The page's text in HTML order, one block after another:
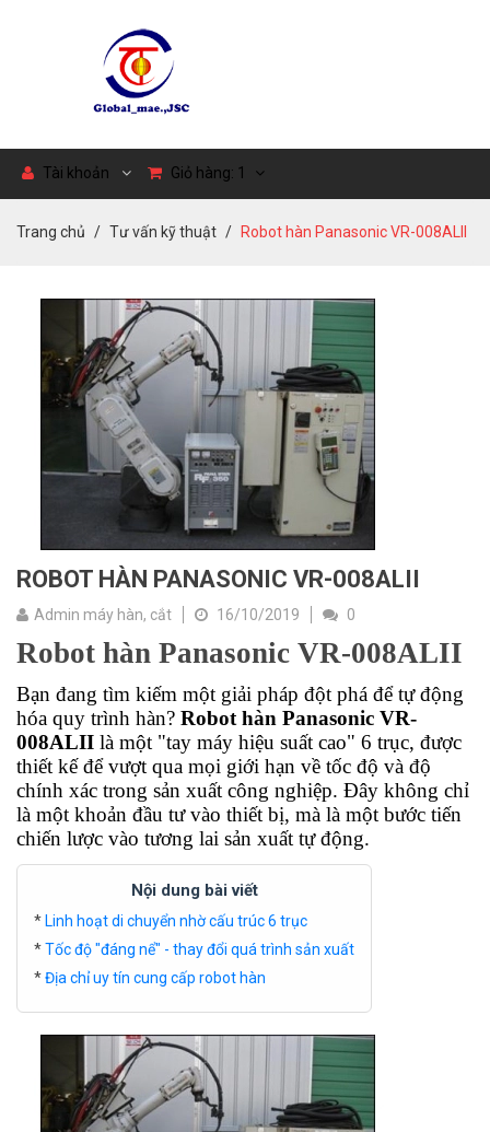
Tài khoản Giỏ hàng: 1
Trang chủ Tư vấn kỹ thuật Robot hàn Panasonic VR-008ALII
ROBOT HÀN PANASONIC VR-008ALII
Admin máy hàn, cắt 16/10/2019 0
Robot hàn Panasonic VR-008ALII
Bạn đang tìm kiếm một giải pháp đột phá để tự động
hóa quy trình hàn? Robot hàn Panasonic VR-
008ALII là một "tay máy hiệu suất cao" 6 trục, được
thiết kế để vượt qua mọi giới hạn về tốc độ và độ
chính xác trong sản xuất công nghiệp. Đây không chỉ
là một khoản đầu tư vào thiết bị, mà là một bước tiến
chiến lược vào tương lai sản xuất tự động.
Nội dung bài viết
* Linh hoạt di chuyển nhờ cấu trúc 6 trục
*Tốc độ "đáng nể" - thay đổi quá trình sản xuất
*Địa chỉ uy tín cung cấp robot hàn